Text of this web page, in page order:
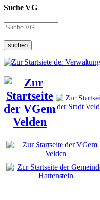
Suche VG
suchen